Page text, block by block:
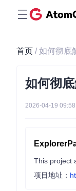
首页 / 如何彻底
如何彻
2026-04-19
This project
项目地址：